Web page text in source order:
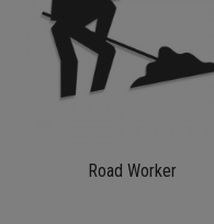
Road Worker